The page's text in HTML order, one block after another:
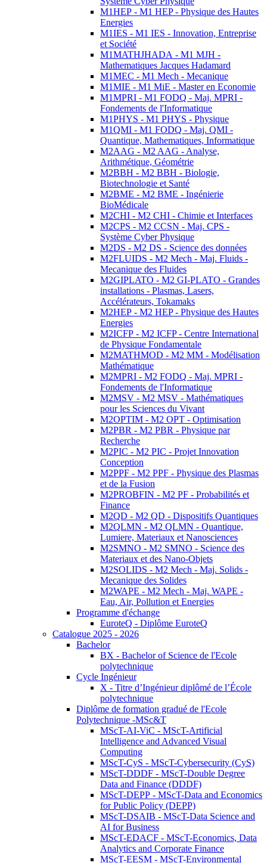
M1HEP - M1 HEP - Physique des Hautes
Energies
M1IES - M1 IES - Innovation, Entreprise
et Société
M1MATHJHADA - M1 MJH -
Mathematiques Jacques Hadamard
M1MEC - M1 Mech - Mecanique
M1MIE - M1 MiE - Master en Economie
M1MPRI - M1 FODQ - Maj. MPRI -
Fondements de l'Informatique
M1PHYS - M1 PHYS - Physique
M1QMI - M1 FODQ - Maj. QMI -
Quantique, Mathematiques, Informatique
M2AAG - M2 AAG - Analyse,
Arithmétique, Géométrie
M2BBH - M2 BBH - Biologie,
Biotechnologie et Santé
M2BME - M2 BME - Ingénierie
BioMédicale
M2CHI - M2 CHI - Chimie et Interfaces
M2CPS - M2 CCSN - Maj. CPS -
Système Cyber Physique
M2DS - M2 DS - Science des données
M2FLUIDS - M2 Mech - Maj. Fluids -
Mecanique des Fluides
M2GIPLATO - M2 GI-PLATO - Grandes
installations - Plasmas, Lasers,
Accélérateurs, Tokamaks
M2HEP - M2 HEP - Physique des Hautes
Energies
M2ICFP - M2 ICFP - Centre International
de Physique Fondamentale
M2MATHMOD - M2 MM - Modélisation
Mathématique
M2MPRI - M2 FODQ - Maj. MPRI -
Fondements de l'Informatique
M2MSV - M2 MSV - Mathématiques
pour les Sciences du Vivant
M2OPTIM - M2 OPT - Optimisation
M2PBR - M2 PBR - Physique par
Recherche
M2PIC - M2 PIC - Projet Innovation
Conception
M2PPF - M2 PPF - Physique des Plasmas
et de la Fusion
M2PROBFIN - M2 PF - Probabilités et
Finance
M2QD - M2 QD - Dispositifs Quantiques
M2QLMN - M2 QLMN - Quantique,
Lumiere, Materiaux et Nanosciences
M2SMNO - M2 SMNO - Science des
Materiaux et des Nano-Objets
M2SOLIDS - M2 Mech - Maj. Solids -
Mecanique des Solides
M2WAPE - M2 Mech - Maj. WAPE -
Eau, Air, Pollution et Energies
Programme d'échange
EuroteQ - Diplôme EuroteQ
Catalogue 2025 - 2026
Bachelor
BX - Bachelor of Science de l'Ecole
polytechnique
Cycle Ingénieur
X - Titre d’Ingénieur diplômé de l’École
polytechnique
Diplôme de formation gradué de l'Ecole
Polytechnique -MSc&T
MScT-AI-ViC - MScT-Artificial
Intelligence and Advanced Visual
Computing
MScT-CyS - MScT-Cybersecurity (CyS)
MScT-DDDF - MScT-Double Degree
Data and Finance (DDDF)
MScT-DEPP - MScT-Data and Economics
for Public Policy (DEPP)
MScT-DSAIB - MScT-Data Science and
AI for Business
MScT-EDACF - MScT-Economics, Data
Analytics and Corporate Finance
MScT-EESM - MScT-Environmental